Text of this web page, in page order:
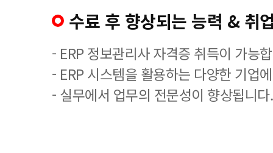
수료 후 향상되는 능력 & 취
- ERP 정보관리사 자격증 취득이 가능
- ERP 시스템을 활용하는 다양한 기업
- 실무에서 업무의 전문성이 향상됩니다.